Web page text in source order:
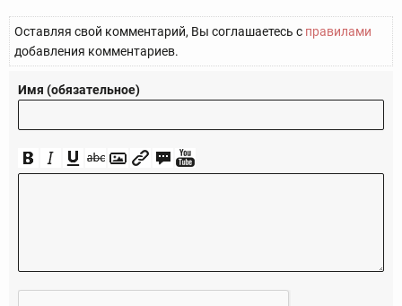
Оставляя свой комментарий, Вы соглашаетесь с правилами
добавления комментариев.
Имя (обязательное)